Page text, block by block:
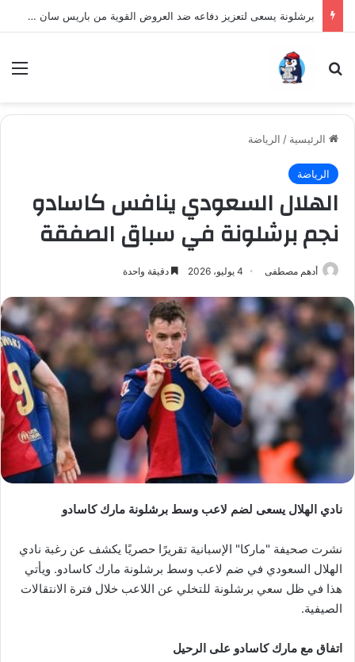
برشلونة يسعى لتعزيز دفاعه ضد العروض القوية من باريس سان جيرمان لنجم الأرجنتين
بحث عن
الرئيسية / الرياضة
الرياضة
الهلال السعودي ينافس كاسادو
نجم برشلونة في سباق الصفقة
أدهم مصطفى 4 يوليو، 2026 دقيقة واحدة
نادي الهلال يسعى لضم لاعب وسط برشلونة مارك كاسادو
نشرت صحيفة "ماركا" الإسبانية تقريرًا حصريًا يكشف عن رغبة نادي
الهلال السعودي في ضم لاعب وسط برشلونة مارك كاسادو. ويأتي
هذا في ظل سعي برشلونة للتخلي عن اللاعب خلال فترة الانتقالات
الصيفية.
اتفاق مع مارك كاسادو على الرحيل